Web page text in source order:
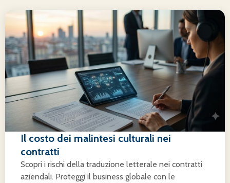
Il costo dei malintesi culturali nei
contratti
Scopri i rischi della traduzione letterale nei contratti
aziendali. Proteggi il business globale con le